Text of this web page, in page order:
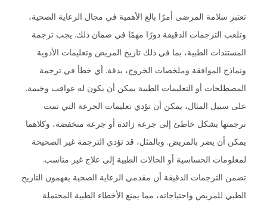
تعتبر سلامة المرضى أمرًا بالغ الأهمية في مجال الرعاية الصحية،
وتلعب الترجمات الدقيقة دورًا مهمًا في ضمان ذلك. يجب ترجمة
المستندات الطبية، بما في ذلك تاريخ المريض وتعليمات الأدوية
ونماذج الموافقة وملخصات الخروج، بدقة. أي خطأ في ترجمة
المصطلحات أو التعليمات الطبية يمكن أن يكون له عواقب وخيمة.
على سبيل المثال، يمكن أن تؤدي تعليمات الجرعة التي تمت
ترجمتها بشكل خاطئ إلى جرعة زائدة أو جرعة منخفضة، وكلاهما
يمكن أن يضر بالمريض. وبالمثل، قد تؤدي الترجمة غير الصحيحة
لمعلومات الحساسية أو الحالات الطبية إلى علاج غير مناسب.
تضمن الترجمات الدقيقة أن مقدمي الرعاية الصحية يفهمون التاريخ
الطبي للمريض واحتياجاته، مما يمنع الأخطاء الطبية المحتملة